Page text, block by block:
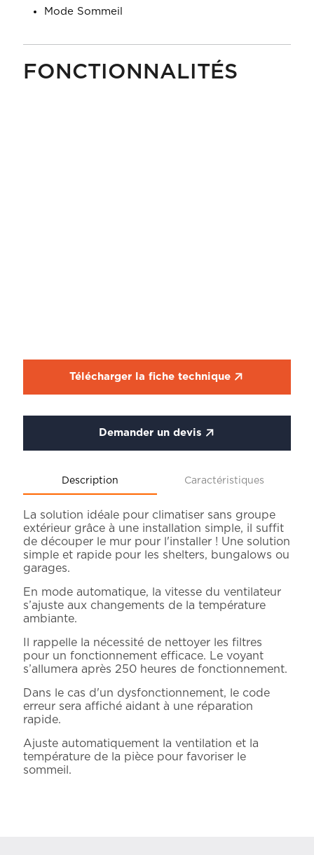
Mode Sommeil
FONCTIONNALITÉS
Télécharger la fiche technique
Demander un devis
Description Caractéristiques
La solution idéale pour climatiser sans groupe
extérieur grâce à une installation simple, il suffit
de découper le mur pour l'installer ! Une solution
simple et rapide pour les shelters, bungalows ou
garages.
En mode automatique, la vitesse du ventilateur
s’ajuste aux changements de la température
ambiante.
Il rappelle la nécessité de nettoyer les filtres
pour un fonctionnement efficace. Le voyant
s’allumera après 250 heures de fonctionnement.
Dans le cas d'un dysfonctionnement, le code
erreur sera affiché aidant à une réparation
rapide.
Ajuste automatiquement la ventilation et la
température de la pièce pour favoriser le
sommeil.